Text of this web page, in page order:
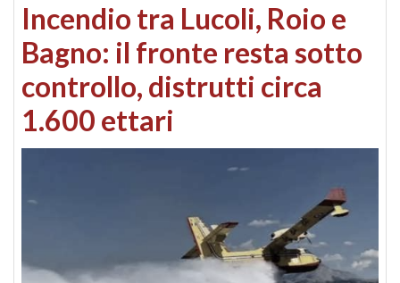
Incendio tra Lucoli, Roio e
Bagno: il fronte resta sotto
controllo, distrutti circa
1.600 ettari